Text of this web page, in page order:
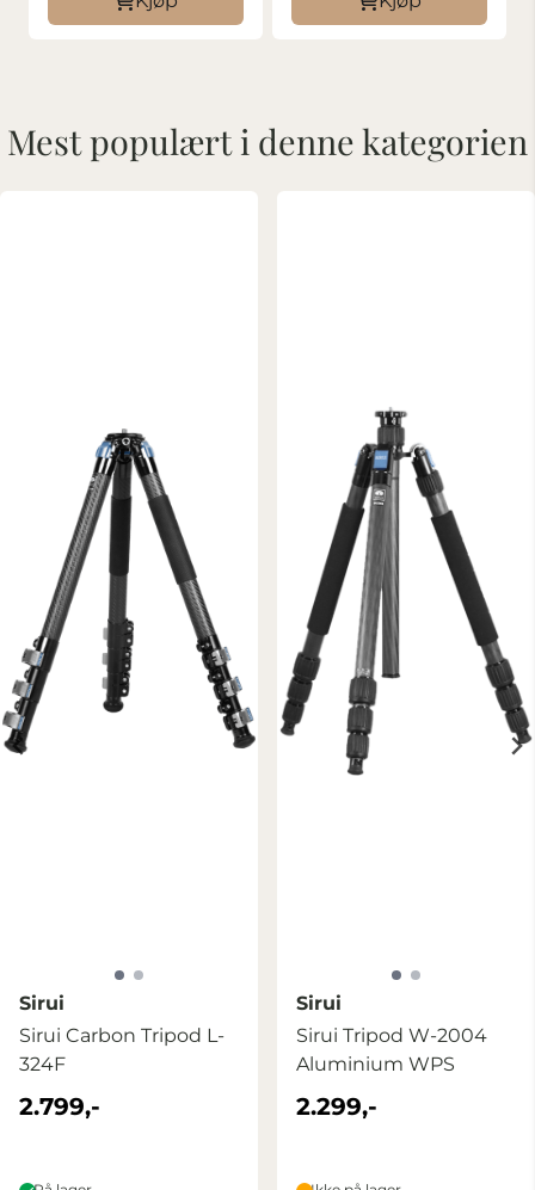
Mest populært i denne kategorien
Sirui
Sirui Carbon Tripod L-
324F
2.799,-
Sirui
Sirui Tripod W-2004
Aluminium WPS
2.299,-